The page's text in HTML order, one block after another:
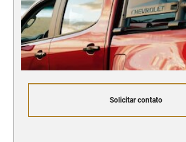
Solicitar contato